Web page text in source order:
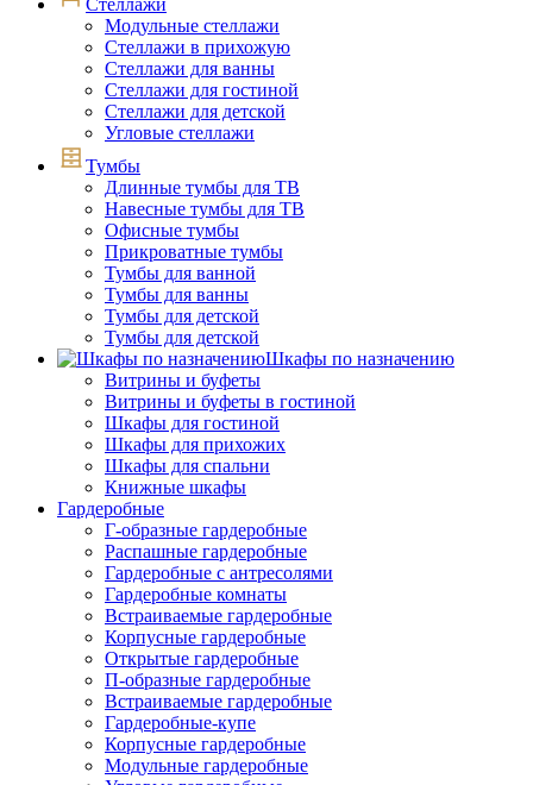
Стеллажи
Модульные стеллажи
Стеллажи в прихожую
Стеллажи для ванны
Стеллажи для гостиной
Стеллажи для детской
Угловые стеллажи
Тумбы
Длинные тумбы для ТВ
Навесные тумбы для ТВ
Офисные тумбы
Прикроватные тумбы
Тумбы для ванной
Тумбы для ванны
Тумбы для детской
Тумбы для детской
Шкафы по назначению
Витрины и буфеты
Витрины и буфеты в гостиной
Шкафы для гостиной
Шкафы для прихожих
Шкафы для спальни
Книжные шкафы
Гардеробные
Г-образные гардеробные
Распашные гардеробные
Гардеробные с антресолями
Гардеробные комнаты
Встраиваемые гардеробные
Корпусные гардеробные
Открытые гардеробные
П-образные гардеробные
Встраиваемые гардеробные
Гардеробные-купе
Корпусные гардеробные
Модульные гардеробные